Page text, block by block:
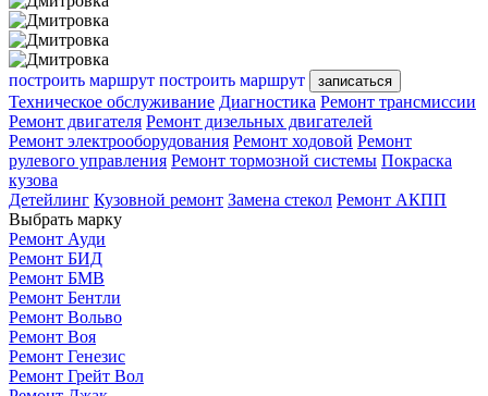
построить маршрут построить маршрут записаться
Техническое обслуживание Диагностика Ремонт трансмиссии
Ремонт двигателя Ремонт дизельных двигателей
Ремонт электрооборудования Ремонт ходовой Ремонт
рулевого управления Ремонт тормозной системы Покраска
кузова
Детейлинг Кузовной ремонт Замена стекол Ремонт АКПП
Выбрать марку
Ремонт Ауди
Ремонт БИД
Ремонт БМВ
Ремонт Бентли
Ремонт Вольво
Ремонт Воя
Ремонт Генезис
Ремонт Грейт Вол